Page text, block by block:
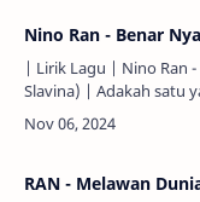
Nino Ran - Benar
| Lirik Lagu | Nino Ran
Slavina) | Adakah satu yang kau rasa... Sedikit
berbeda dari yang
Apa …
RAN - Melawan